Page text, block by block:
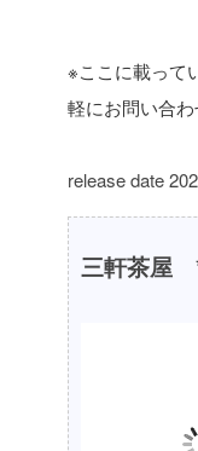
※ここに載って
軽にお問い合わ
release date
三軒茶屋